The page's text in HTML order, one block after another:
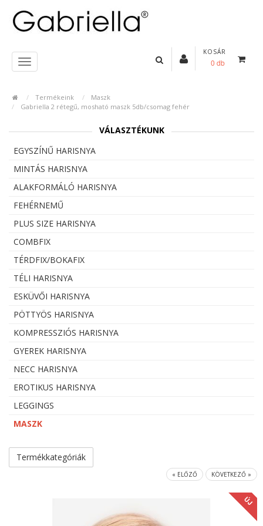
KOSÁR
0 db
Termékeink
Maszk
Gabriella 2 rétegű, mosható maszk 5db/csomag fehér
VÁLASZTÉKUNK
EGYSZÍNŰ HARISNYA
MINTÁS HARISNYA
ALAKFORMÁLÓ HARISNYA
FEHÉRNEMŰ
PLUS SIZE HARISNYA
COMBFIX
TÉRDFIX/BOKAFIX
TÉLI HARISNYA
ESKÜVŐI HARISNYA
PÖTTYÖS HARISNYA
KOMPRESSZIÓS HARISNYA
GYEREK HARISNYA
NECC HARISNYA
EROTIKUS HARISNYA
LEGGINGS
MASZK
Termékkategóriák
« ELŐZŐ KÖVETKEZŐ »
ÚJ